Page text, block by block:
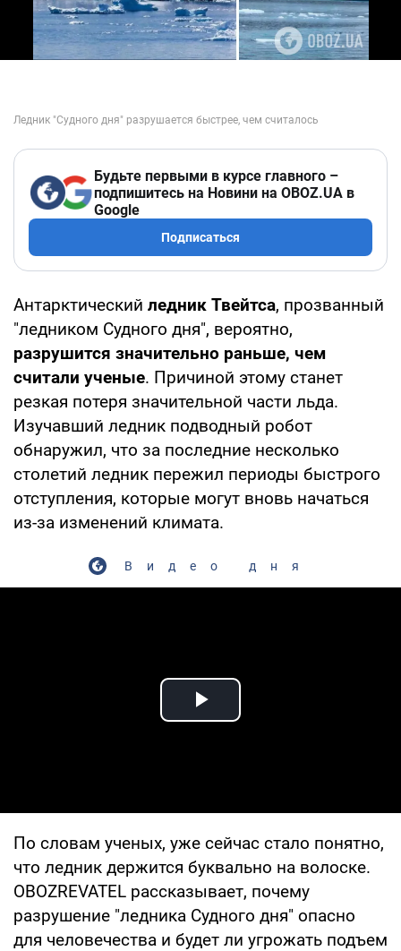
Будьте первыми в курсе главного –
подпишитесь на Новини на OBOZ.UA в
Google
Подписаться
Антарктический ледник Твейтса, прозванный
"ледником Судного дня", вероятно,
разрушится значительно раньше, чем
считали ученые. Причиной этому станет
резкая потеря значительной части льда.
Изучавший ледник подводный робот
обнаружил, что за последние несколько
столетий ледник пережил периоды быстрого
отступления, которые могут вновь начаться
из-за изменений климата.
Видео дня
Play Video
По словам ученых, уже сейчас стало понятно,
что ледник держится буквально на волоске.
OBOZREVATEL рассказывает, почему
разрушение "ледника Судного дня" опасно
для человечества и будет ли угрожать подъем